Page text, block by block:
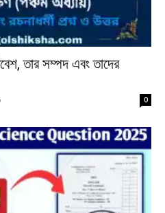
তার সম্পদ এবং তাদের
0